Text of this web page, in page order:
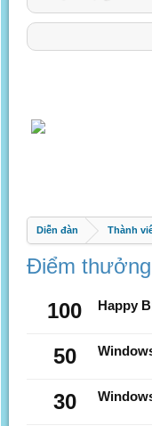
Diễn đàn Thành
Điểm
100
Happy
50
30